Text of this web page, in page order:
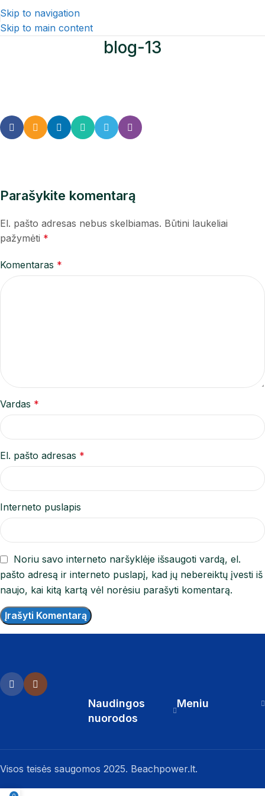
Skip to navigation
Skip to main content
blog-13
Parašykite komentarą
El. pašto adresas nebus skelbiamas. Būtini laukeliai
pažymėti *
Komentaras *
Vardas *
El. pašto adresas *
Interneto puslapis
Noriu savo interneto naršyklėje išsaugoti vardą, el.
pašto adresą ir interneto puslapį, kad jų nebereiktų įvesti iš
naujo, kai kitą kartą vėl norėsiu parašyti komentarą.
Naudingos
nuorodos
Meniu
Visos teisės saugomos 2025. Beachpower.lt.